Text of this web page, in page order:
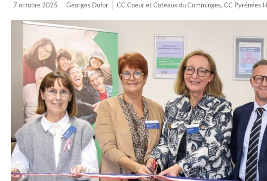
7 octobre 2025 Georges Dufor CC Coeur et Coteaux du Comminges, CC Pyrénées